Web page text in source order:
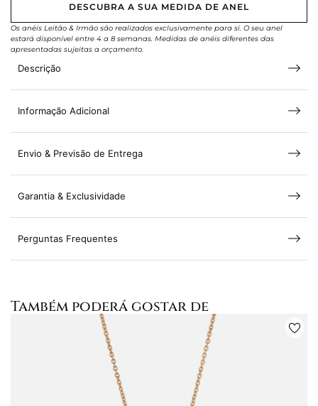
DESCUBRA A SUA MEDIDA DE ANEL
Os anéis Leitão & Irmão são realizados exclusivamente para si. O seu anel
estará disponível entre 4 a 8 semanas. Medidas de anéis diferentes das
apresentadas sujeitas a orçamento.
Descrição
Informação Adicional
Envio & Previsão de Entrega
Garantia & Exclusividade
Perguntas Frequentes
Também poderá gostar de